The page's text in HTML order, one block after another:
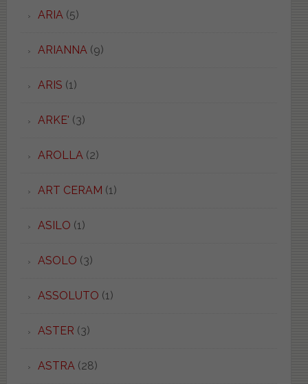
ARIA (5)
ARIANNA (9)
ARIS (1)
ARKE' (3)
AROLLA (2)
ART CERAM (1)
ASILO (1)
ASOLO (3)
ASSOLUTO (1)
ASTER (3)
ASTRA (28)